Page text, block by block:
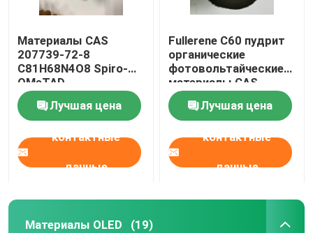
Материалы CAS
207739-72-8
C81H68N4O8 Spiro-
OMeTAD
органические
фотовольтайческие
Лучшая цена
контактные
данные
Fullerene C60 пудрит
органические
фотовольтайческие
материалы CAS
99685-96-8
Лучшая цена
контактные
данные
Материалы OLED (19)